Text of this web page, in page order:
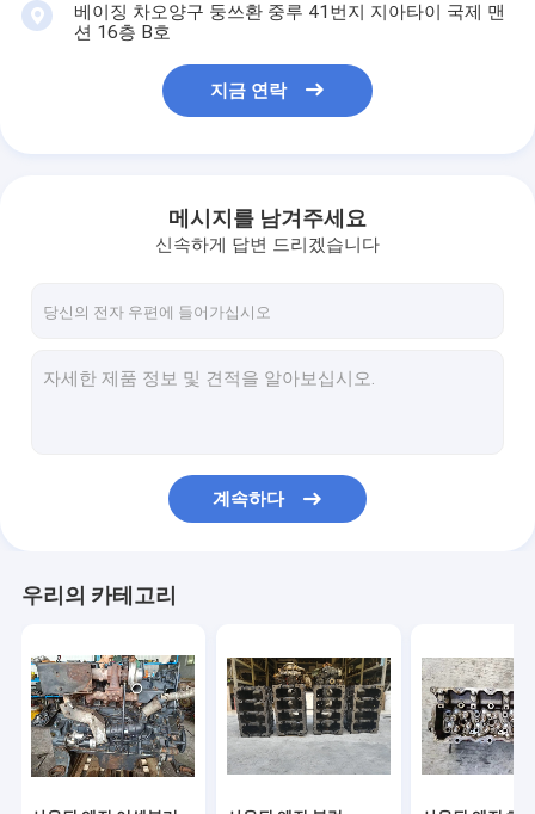
베이징 차오양구 둥쓰환 중루 41번지 지아타이 국제 맨
션 16층 B호
지금 연락
메시지를 남겨주세요
신속하게 답변 드리겠습니다
계속하다
우리의 카테고리